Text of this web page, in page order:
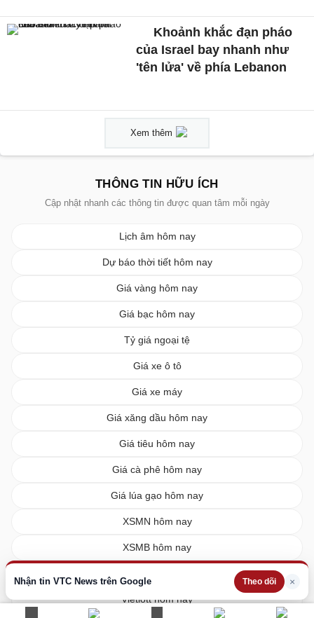
Nhận tin VTC News trên Google Theo dõi ×
Khoảnh khắc đạn pháo
của Israel bay nhanh như
'tên lửa' về phía Lebanon
Xem thêm
THÔNG TIN HỮU ÍCH
Cập nhật nhanh các thông tin được quan tâm mỗi ngày
Lịch âm hôm nay
Dự báo thời tiết hôm nay
Giá vàng hôm nay
Giá bạc hôm nay
Tỷ giá ngoại tệ
Giá xe ô tô
Giá xe máy
Giá xăng dầu hôm nay
Giá tiêu hôm nay
Giá cà phê hôm nay
Giá lúa gạo hôm nay
XSMN hôm nay
XSMB hôm nay
Vietlott hôm nay